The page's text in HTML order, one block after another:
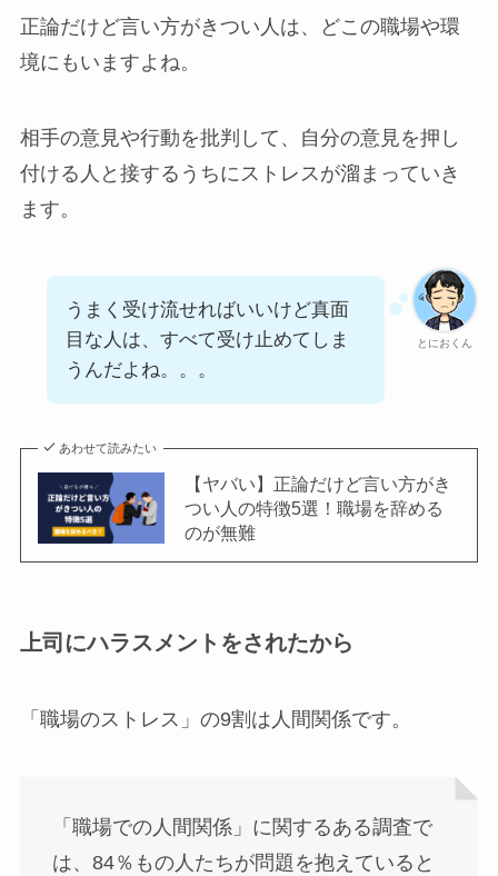
正論だけど言い方がきつい人は、どこの職場や環
境にもいますよね。
相手の意見や行動を批判して、自分の意見を押し
付ける人と接するうちにストレスが溜まっていき
ます。
とにおくん
うまく受け流せればいいけど真面
目な人は、すべて受け止めてしま
うんだよね。。。
あわせて読みたい
【ヤバい】正論だけど言い方がき
つい人の特徴5選！職場を辞める
のが無難
上司にハラスメントをされたから
「職場のストレス」の9割は人間関係です。
「職場での人間関係」に関するある調査で
は、84％もの人たちが問題を抱えていると